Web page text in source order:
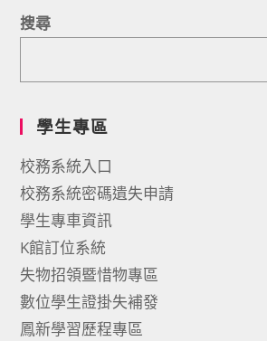
搜尋
學生專區
校務系統入口
校務系統密碼遺失申請
學生專車資訊
K館訂位系統
失物招領暨惜物專區
數位學生證掛失補發
鳳新學習歷程專區